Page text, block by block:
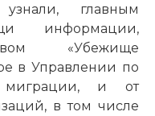
главным
информации,
«Убежище
в Управлении по
миграции, и от
в том числе